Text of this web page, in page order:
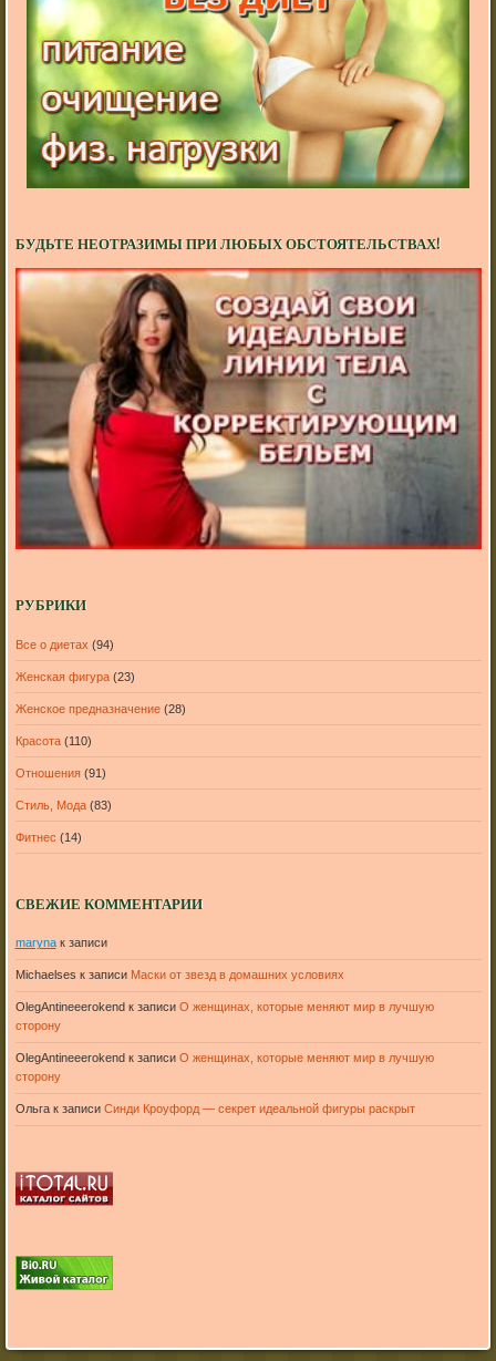
БУДЬТЕ НЕОТРАЗИМЫ ПРИ ЛЮБЫХ ОБСТОЯТЕЛЬСТВАХ!
РУБРИКИ
Все о диетах (94)
Женская фигура(23)
Женское предназначение(28)
Красота(110)
Отношения(91)
Стиль, Мода(83)
Фитнес (14)
СВЕЖИЕ КОММЕНТАРИИ
marynaк записи
Michaelses к записи Маски от звезд в домашних условиях
OlegAntineeerokend к записи О женщинах, которые меняют мир в лучшую
сторону
OlegAntineeerokend к записи О женщинах, которые меняют мир в лучшую
сторону
Ольгак записи Синди Кроуфорд — секрет идеальной фигуры раскрыт